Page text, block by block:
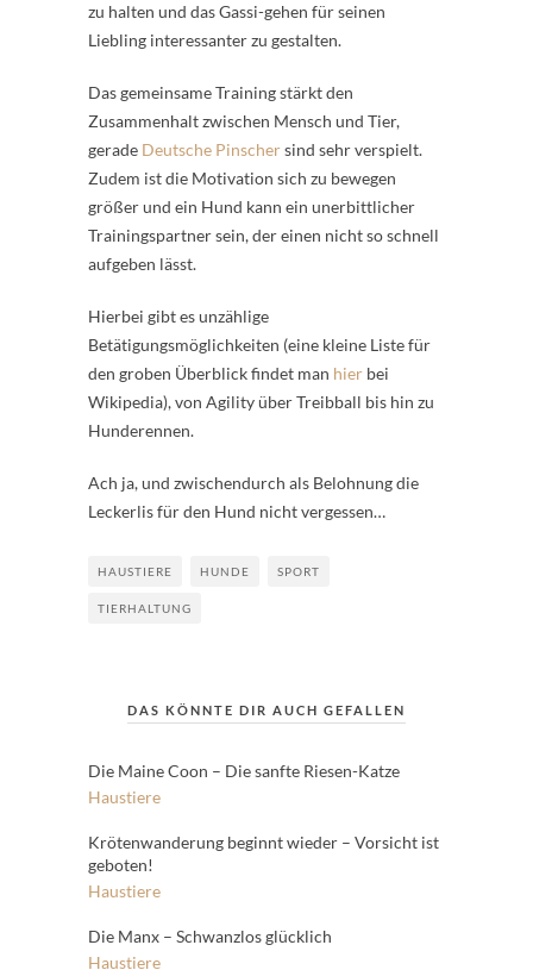
zu halten und das Gassi-gehen für seinen
Liebling interessanter zu gestalten.
Das gemeinsame Training stärkt den
Zusammenhalt zwischen Mensch und Tier,
gerade Deutsche Pinschersind sehr verspielt.
Zudem ist die Motivation sich zu bewegen
größer und ein Hund kann ein unerbittlicher
Trainingspartner sein, der einen nicht so schnell
aufgeben lässt.
Hierbei gibt es unzählige
Betätigungsmöglichkeiten (eine kleine Liste für
den groben Überblick findet man hier bei
Wikipedia), von Agility über Treibball bis hin zu
Hunderennen.
Ach ja, und zwischendurch als Belohnung die
Leckerlis für den Hund nicht vergessen…
HAUSTIERE HUNDE SPORT
TIERHALTUNG
DAS KÖNNTE DIR AUCH GEFALLEN
Die Maine Coon – Die sanfte Riesen-Katze
Haustiere
Krötenwanderung beginnt wieder – Vorsicht ist
geboten!
Haustiere
Die Manx – Schwanzlos glücklich
Haustiere